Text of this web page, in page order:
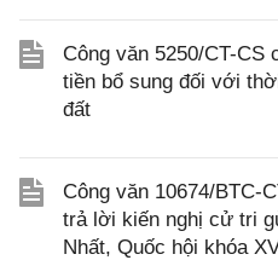
Công văn 5250/CT-CS
tiền bổ sung đối với
đất
Công văn 10674/BTC-
trả lời kiến nghị cử tri
Nhất, Quốc hội khóa